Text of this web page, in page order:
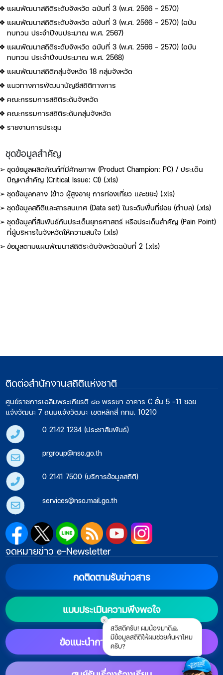
แผนพัฒนาสถิติระดับจังหวัด ฉบับที่ 3 (พ.ศ. 2566 - 2570)
แผนพัฒนาสถิติระดับจังหวัด ฉบับที่ 3 (พ.ศ. 2566 - 2570) (ฉบับ
ทบทวน ประจำปีงบประมาณ พ.ศ. 2567)
แผนพัฒนาสถิติระดับจังหวัด ฉบับที่ 3 (พ.ศ. 2566 - 2570) (ฉบับ
ทบทวน ประจำปีงบประมาณ พ.ศ. 2568)
แผนพัฒนาสถิติกลุ่มจังหวัด 18 กลุ่มจังหวัด
แนวทางการพัฒนาบัญชีสถิติทางการ
คณะกรรมการสถิติระดับจังหวัด
คณะกรรมการสถิติระดับกลุ่มจังหวัด
รายงานการประชุม
ชุดข้อมูลสำคัญ
ชุดข้อมูลผลิตภัณฑ์ที่มีศักยภาพ (Product Champion: PC) / ประเด็น
ปัญหาสำคัญ (Critical Issue: CI) (.xls)
ชุดข้อมูลกลาง (ข้าว ผู้สูงอายุ การท่องเที่ยว และขยะ) (.xls)
ชุดข้อมูลสถิติและสารสนเทศ (Data set) ในระดับพื้นที่ย่อย (ตำบล) (.xls)
ชุดข้อมูลที่สัมพันธ์กับประเด็นยุทธศาสตร์ หรือประเด็นสำคัญ (Pain Point)
ที่ผู้บริหารในจังหวัดให้ความสนใจ (.xls)
ข้อมูลตามแผนพัฒนาสถิติระดับจังหวัดฉบับที่ 2 (.xls)
x
สวัสดีครับ! ผมน้องมาดี🙏
มีข้อมูลสถิติให้ผมช่วยค้นหาไหม
ครับ?
ติดต่อสำนักงานสถิติแห่งชาติ
ศูนย์ราชการเฉลิมพระเกียรติ ๘๐ พรรษา อาคาร C ชั้น 5 -11 ซอย
แจ้งวัฒนะ 7 ถนนแจ้งวัฒนะ เขตหลักสี่ กทม. 10210
0 2142 1234 (ประชาสัมพันธ์)
prgroup@nso.go.th
0 2141 7500 (บริการข้อมูลสถิติ)
services@nso.mail.go.th
จดหมายข่าว e-Newsletter
กดติดตามรับข่าวสาร
แบบประเมินความพึงพอใจ
ข้อแนะนำการตั้งค่าแสดงผล